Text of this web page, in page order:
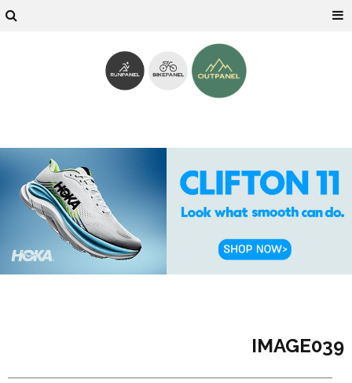
IMAGE039